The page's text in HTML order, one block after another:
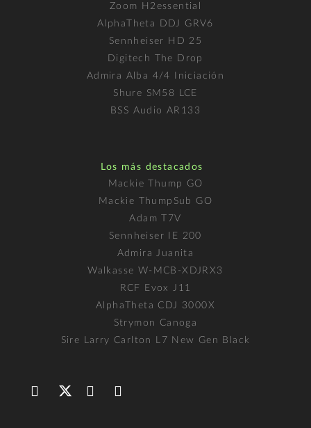
Zoom H2essential
AlphaTheta DDJ GRV6
Sennheiser HD 25
Digitech The Drop
Admira Alba 4/4 Iniciación
Shure SM58 LCE
BSS Audio AR133
Los más destacados
Mackie Thump GO
Mackie ThumpSub GO
Adam T7V
Sennheiser IE 200
Admira Juanita
Walkasse W-MCB-XDJRX3
RCF Evox J11
AlphaTheta CDJ 3000X
Strymon Canoga
Sire Larry Carlton L7 New Gen Black